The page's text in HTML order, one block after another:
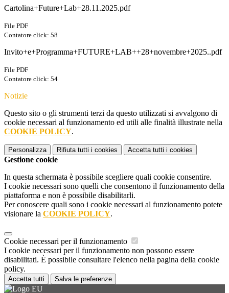
Cartolina+Future+Lab+28.11.2025.pdf
File PDF
Contatore click: 58
Invito+e+Programma+FUTURE+LAB++28+novembre+2025..pdf
File PDF
Contatore click: 54
Notizie
Questo sito o gli strumenti terzi da questo utilizzati si avvalgono di
cookie necessari al funzionamento ed utili alle finalità illustrate nella
COOKIE POLICY.
Personalizza Rifiuta tutti i cookies Accetta tutti i cookies
Gestione cookie
In questa schermata è possibile scegliere quali cookie consentire.
I cookie necessari sono quelli che consentono il funzionamento della
piattaforma e non è possibile disabilitarli.
Per conoscere quali sono i cookie necessari al funzionamento potete
visionare la COOKIE POLICY.
Cookie necessari per il funzionamento
I cookie necessari per il funzionamento non possono essere
disabilitati. È possibile consultare l'elenco nella pagina della cookie
policy.
Accetta tutti Salva le preferenze